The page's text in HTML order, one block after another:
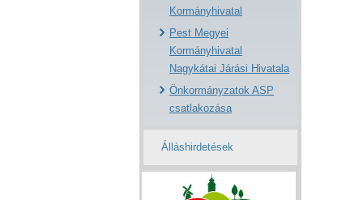
Kormányhivatal
Pest Megyei
Kormányhivatal
Nagykátai Járási Hivatala
Önkormányzatok ASP
csatlakozása
Álláshirdetések